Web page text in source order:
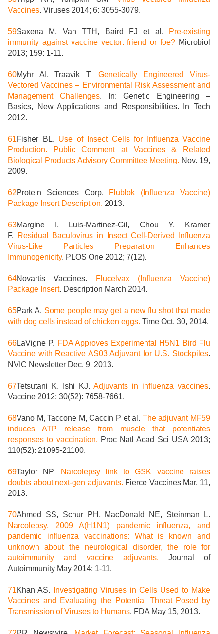
Vaccines. Viruses 2014; 6: 3055-3079.
59Saxena M, Van TTH, Baird FJ et al.
Pre-existing
immunity against vaccine vector: friend or foe? Microbiol
2013; 159: 1-11.
60Myhr AI, Traavik T. Genetically Engineered Virus-
Vectored Vaccines – Environmental Risk Assessment and
Management Challenges. In: Genetic Engineering –
Basics, New Applications and Responsibilities. In Tech
2012.
61Fisher BL. Use of Insect Cells for Influenza Vaccine
Production. Public Comment at Vaccines & Related
Biological Products Advisory Committee Meeting. Nov. 19,
2009.
62Protein Sciences Corp.
Flublok (Influenza Vaccine)
Package Insert Description. 2013.
63Margine I, Luis-Martinez-Gil, Chou Y, Kramer
F.
Residual Baculovirus in Insect Cell-Derived Influenza
Virus-Like Particles Preparation Enhances
Immunogenicity. PLOS One 2012; 7(12).
64Novartis Vaccines.
Flucelvax (Influenza Vaccine)
Package Insert. Description March 2014.
65Park A. Some people may get a new flu shot that made
with dog cells instead of chicken eggs. Time Oct. 30, 2014.
66LaVigne P. FDA Approves Experimental H5N1 Bird Flu
Vaccine with Reactive AS03 Adjuvant for U.S. Stockpiles.
NVIC Newsletter Dec. 9, 2013.
67Tetsutani K, Ishi KJ. Adjuvants in influenza vaccines.
Vaccine 2012; 30(52): 7658-7661.
68Vano M, Taccone M, Caccin P et al. The adjuvant MF59
induces ATP release from muscle that potentiates
responses to vaccination. Proc Natl Acad Sci USA 2013;
110(52): 21095-21100.
69Taylor NP.
Narcolepsy link to GSK vaccine raises
doubts about next-gen adjuvants. Fierce Vaccines Mar. 11,
2013.
70Ahmed SS, Schur PH, MacDonald NE, Steinman L.
Narcolepsy, 2009 A(H1N1) pandemic influenza, and
pandemic influenza vaccinations: What is known and
unknown about the neurological disorder, the role for
autoimmunity and vaccine adjuvants. Journal of
Autoimmunity May 2014; 1-11.
71Khan AS.
Investigating Viruses in Cells Used to Make
Vaccines and Evaluating the Potential Threat Posed by
Transmission of Viruses to Humans. FDA May 15, 2013.